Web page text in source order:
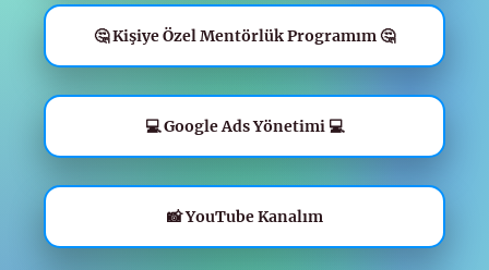
🤔 Kişiye Özel Mentörlük Programım 🤔
💻 Google Ads Yönetimi 💻
📸 YouTube Kanalım